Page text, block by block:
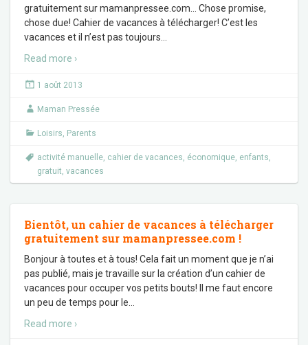
gratuitement sur mamanpressee.com… Chose promise,
chose due! Cahier de vacances à télécharger! C’est les
vacances et il n’est pas toujours
Read more ›
1 août 2013
Maman Pressée
Loisirs, Parents
activité manuelle, cahier de vacances, économique, enfants,
gratuit, vacances
Bientôt, un cahier de vacances à télécharger
gratuitement sur mamanpressee.com !
Bonjour à toutes et à tous! Cela fait un moment que je n’ai
pas publié, mais je travaille sur la création d’un cahier de
vacances pour occuper vos petits bouts! Il me faut encore
un peu de temps pour le
Read more ›